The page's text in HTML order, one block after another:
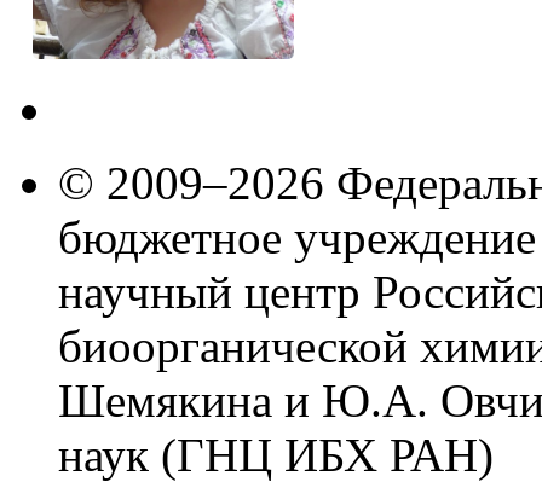
© 2009–2026
бюджетное
научный центр
биоорганической
Шемякина и Ю.А.
наук (ГНЦ ИБХ РАН)